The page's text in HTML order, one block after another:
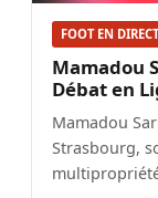
FOOT EN DIRECT
Mamadou
Débat en
Mamadou
Strasbourg,